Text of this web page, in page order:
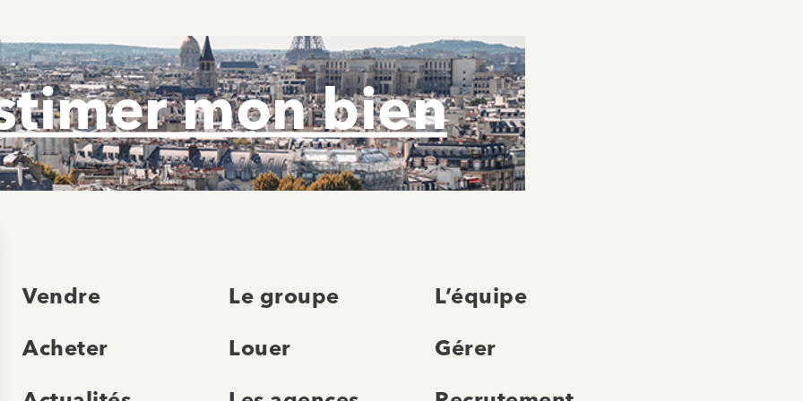
mon bien
Vendre Le groupe L’équipe
Acheter Louer Gérer